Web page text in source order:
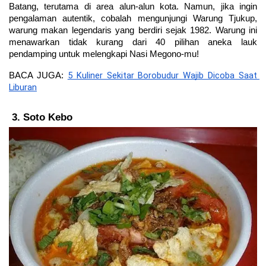
Batang, terutama di area alun-alun kota. Namun, jika ingin
pengalaman autentik, cobalah mengunjungi Warung Tjukup,
warung makan legendaris yang berdiri sejak 1982. Warung ini
menawarkan tidak kurang dari 40 pilihan aneka lauk
pendamping untuk melengkapi Nasi Megono-mu!
BACA JUGA: 5 Kuliner Sekitar Borobudur Wajib Dicoba Saat
Liburan
Soto Kebo